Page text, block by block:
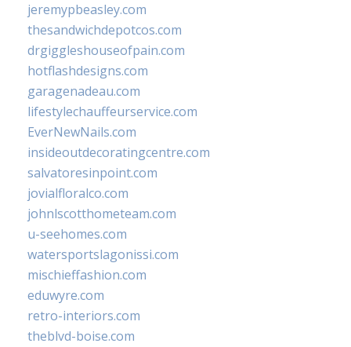
jeremypbeasley.com
thesandwichdepotcos.com
drgiggleshouseofpain.com
hotflashdesigns.com
garagenadeau.com
lifestylechauffeurservice.com
EverNewNails.com
insideoutdecoratingcentre.com
salvatoresinpoint.com
jovialfloralco.com
johnlscotthometeam.com
u-seehomes.com
watersportslagonissi.com
mischieffashion.com
eduwyre.com
retro-interiors.com
theblvd-boise.com